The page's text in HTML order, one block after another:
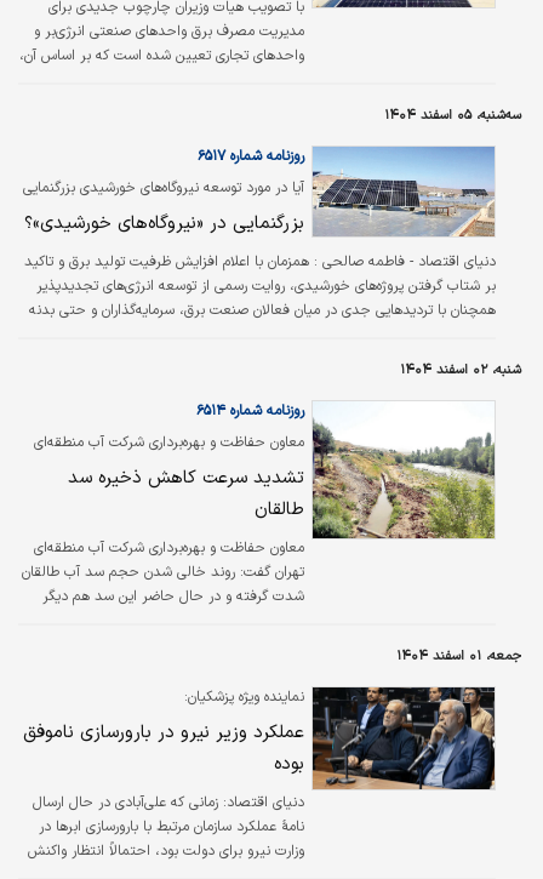
با تصویب هیات وزیران چارچوب جدیدی برای
مدیریت مصرف برق واحدهای صنعتی انرژی‌بر و
واحدهای تجاری تعیین شده است که بر اساس آن،
بورس انرژی، امکان خروج از شمول این مصوبه را
فراهم می‌کند.
سه‌شنبه، ۰۵ اسفند ۱۴۰۴
آیا در مورد توسعه نیروگاه‌های خورشیدی بزرگنمایی
می‌شود؟
روزنامه شماره ۶۵۱۷
بزرگنمایی در «نیروگاه‌های خورشیدی»؟
دنیای اقتصاد - فاطمه صالحی : همزمان با اعلام افزایش ظرفیت تولید برق و تاکید
بر شتاب گرفتن پروژه‌های خورشیدی، روایت رسمی از توسعه انرژی‌های تجدیدپذیر
همچنان با تردیدهایی جدی در میان فعالان صنعت برق، سرمایه‌گذاران و حتی بدنه
ظرفیت جدید سخن می‌گوید، داده‌های میدانی، وضعیت شبکه و سهم واقعی
مهمی را پررنگ می‌کند: چرا سیاستگذار برق تمایلی به تعدیل…
شنبه، ۰۲ اسفند ۱۴۰۴
معاون حفاظت و بهره‌برداری شرکت آب منطقه‌ای
روزنامه شماره ۶۵۱۴
تشدید سرعت کاهش ذخیره سد
طالقان
معاون حفاظت و بهره‌برداری شرکت آب منطقه‌ای
تهران گفت: روند خالی شدن حجم سد آب طالقان
شدت گرفته و در حال حاضر این سد هم دیگر
جمعه، ۰۱ اسفند ۱۴۰۴
نماینده ویژه پزشکیان:
عملکرد وزیر نیرو در بارورسازی ناموفق
بوده
دنیای اقتصاد: زمانی که علی‌آبادی در حال ارسال
نامهٔ عملکرد سازمان مرتبط با بارورسازی ابرها در
وزارت نیرو برای دولت بود، احتمالاً انتظار واکنش‌